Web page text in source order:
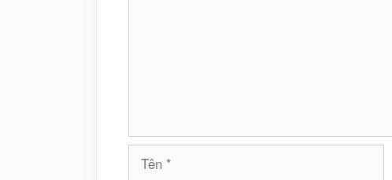
Tên